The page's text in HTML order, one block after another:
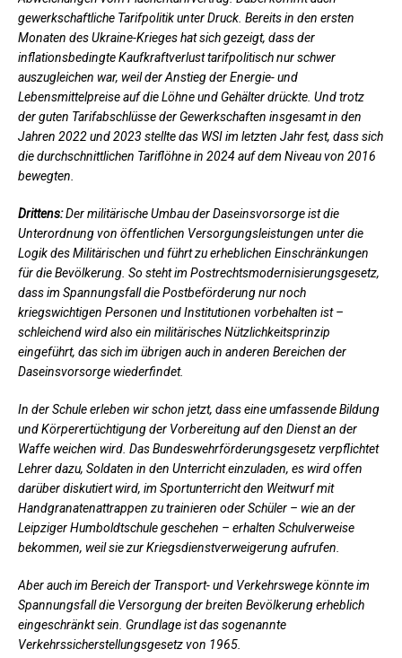
gewerkschaftliche Tarifpolitik unter Druck. Bereits in den ersten
Monaten des Ukraine-Krieges hat sich gezeigt, dass der
inflationsbedingte Kaufkraftverlust tarifpolitisch nur schwer
auszugleichen war, weil der Anstieg der Energie- und
Lebensmittelpreise auf die Löhne und Gehälter drückte. Und trotz
der guten Tarifabschlüsse der Gewerkschaften insgesamt in den
Jahren 2022 und 2023 stellte das WSI im letzten Jahr fest, dass sich
die durchschnittlichen Tariflöhne in 2024 auf dem Niveau von 2016
bewegten.
Drittens:Der militärische Umbau der Daseinsvorsorge ist die
Unterordnung von öffentlichen Versorgungsleistungen unter die
Logik des Militärischen und führt zu erheblichen Einschränkungen
für die Bevölkerung. So steht im Postrechtsmodernisierungsgesetz,
dass im Spannungsfall die Postbeförderung nur noch
kriegswichtigen Personen und Institutionen vorbehalten ist –
schleichend wird also ein militärisches Nützlichkeitsprinzip
eingeführt, das sich im übrigen auch in anderen Bereichen der
Daseinsvorsorge wiederfindet.
In der Schule erleben wir schon jetzt, dass eine umfassende Bildung
und Körperertüchtigung der Vorbereitung auf den Dienst an der
Waffe weichen wird. Das Bundeswehrförderungsgesetz verpflichtet
Lehrer dazu, Soldaten in den Unterricht einzuladen, es wird offen
darüber diskutiert wird, im Sportunterricht den Weitwurf mit
Handgranatenattrappen zu trainieren oder Schüler – wie an der
Leipziger Humboldtschule geschehen – erhalten Schulverweise
bekommen, weil sie zur Kriegsdienstverweigerung aufrufen.
Aber auch im Bereich der Transport- und Verkehrswege könnte im
Spannungsfall die Versorgung der breiten Bevölkerung erheblich
eingeschränkt sein. Grundlage ist das sogenannte
Verkehrssicherstellungsgesetz von 1965.